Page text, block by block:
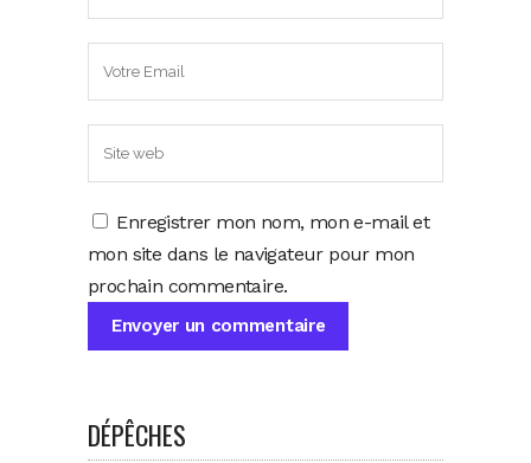
Enregistrer mon nom, mon e-mail et
mon site dans le navigateur pour mon
prochain commentaire.
DÉPÊCHES